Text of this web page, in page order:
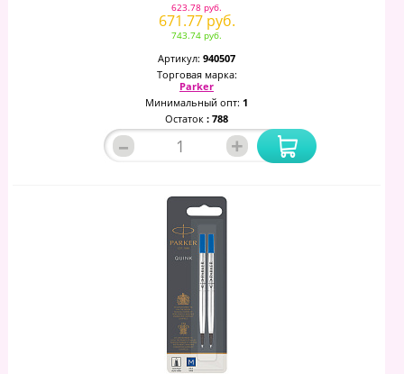
623.78 руб.
671.77 руб.
743.74 руб.
Артикул: 940507
Торговая марка:
Parker
Минимальный опт: 1
Остаток : 788
– +